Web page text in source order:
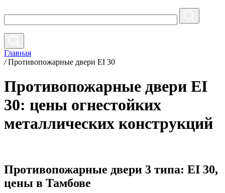
Главная
/ Противопожарные двери EI 30
Противопожарные двери EI
30: цены огнестойких
металлических конструкций
Противопожарные двери 3 типа: EI 30,
цены в Тамбове